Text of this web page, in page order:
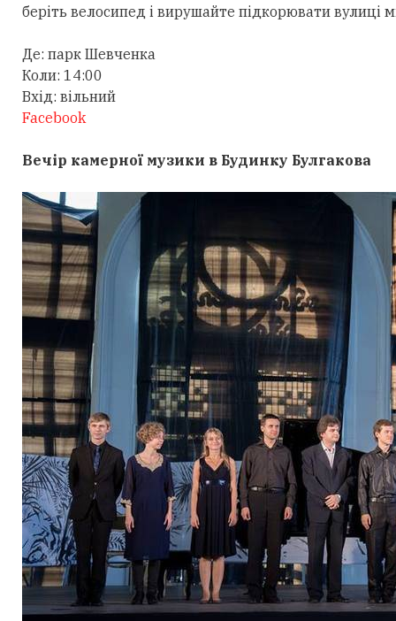
беріть велосипед і вирушайте підкорювати вулиці
Де: парк Шевченка
Коли: 14:00
Вхід: вільний
Facebook
Вечір камерної музики в Будинку Булгакова​